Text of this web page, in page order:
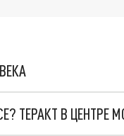
ТЕРАКТ В ЦЕНТРЕ